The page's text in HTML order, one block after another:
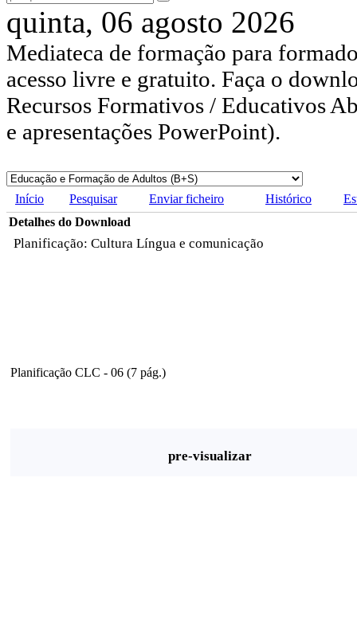
quinta, 06 agosto 2026
Mediateca de formação para
acesso livre e gratuito. Faça o
Recursos Formativos / Educativos
e apresentações PowerPoint).
Início Pesquisar Enviar ficheiro Histórico
Detalhes do Download
Planificação: Cultura Língua e comunicação
Planificação CLC - 06 (7 pág.)
pre-visualizar